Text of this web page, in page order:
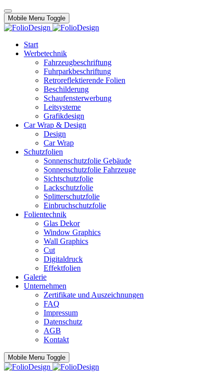
Mobile Menu Toggle
Start
Werbetechnik
Fahrzeugbeschriftung
Fuhrparkbeschriftung
Retroreflektierende Folien
Beschilderung
Schaufensterwerbung
Leitsysteme
Grafikdesign
Car Wrap & Design
Design
Car Wrap
Schutzfolien
Sonnenschutzfolie Gebäude
Sonnenschutzfolie Fahrzeuge
Sichtschutzfolie
Lackschutzfolie
Splitterschutzfolie
Einbruchschutzfolie
Folientechnik
Glas Dekor
Window Graphics
Wall Graphics
Cut
Digitaldruck
Effektfolien
Galerie
Unternehmen
Zertifikate und Auszeichnungen
FAQ
Impressum
Datenschutz
AGB
Kontakt
Mobile Menu Toggle